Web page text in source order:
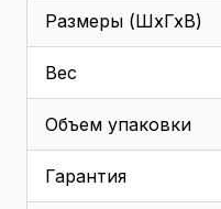
Размеры (ШхГхВ)
Вес
Объем упаковки
Гарантия